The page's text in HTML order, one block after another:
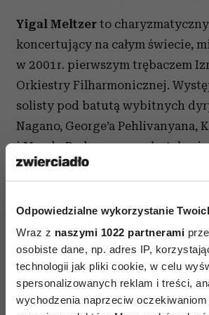
Odpowiedzialne wykorzystanie
Wraz z naszymi 1022 partnerami
osobiste dane, np. adres IP,
technologii jak pliki cookie, w celu
spersonalizowanych reklam i treści,
wychodzenia naprzeciw
Yigal Meltzer to
koncertujący na całym świecie,
w 2001r. pierwszym trębaczem
Orkiestry Filharmonicznej.
solisty pod batutą wybitnych
Nagano, George’a Pehlivanyana,
i Mendy Rodan oraz grał z tak
orkiestrami jak Israel Chamber
Soloists, The Be'er Sheva
i Musica Nova Ensemble. Yigal
członkiem kwintetu oraz oktetu
dęte Israel Philharmonic, jak i
Patroni trasy: